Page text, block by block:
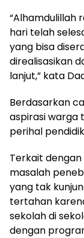
“Alhamdulillah
hari telah
yang bisa
direalisasikan
lanjut,” kata
Berdasarkan
aspirasi warga
perihal
Terkait
masalah
yang tak
tertahan
sekolah di
dengan